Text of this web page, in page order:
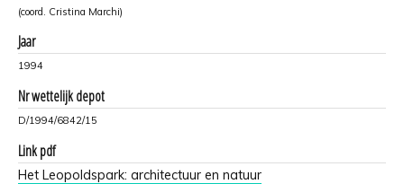
(coord. Cristina Marchi)
Jaar
1994
Nr wettelijk depot
D/1994/6842/15
Link pdf
Het Leopoldspark: architectuur en natuur